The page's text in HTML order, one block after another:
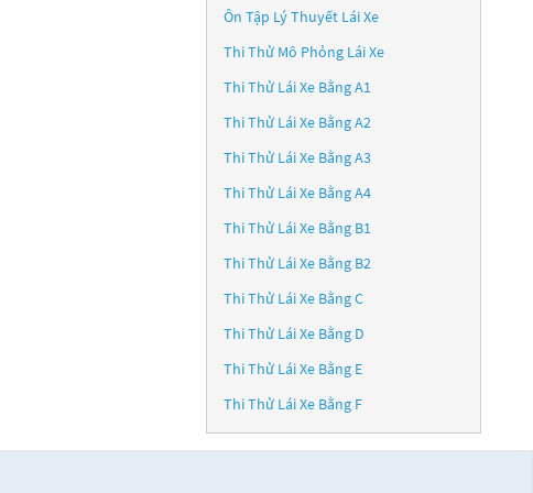
Ôn Tập Lý Thuyết Lái Xe
Thi Thử Mô Phỏng Lái Xe
Thi Thử Lái Xe Bằng A1
Thi Thử Lái Xe Bằng A2
Thi Thử Lái Xe Bằng A3
Thi Thử Lái Xe Bằng A4
Thi Thử Lái Xe Bằng B1
Thi Thử Lái Xe Bằng B2
Thi Thử Lái Xe Bằng C
Thi Thử Lái Xe Bằng D
Thi Thử Lái Xe Bằng E
Thi Thử Lái Xe Bằng F